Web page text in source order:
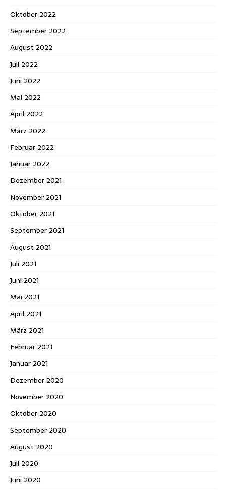
Oktober 2022
September 2022
August 2022
Juli 2022
Juni 2022
Mai 2022
April 2022
März 2022
Februar 2022
Januar 2022
Dezember 2021
November 2021
Oktober 2021
September 2021
August 2021
Juli 2021
Juni 2021
Mai 2021
April 2021
März 2021
Februar 2021
Januar 2021
Dezember 2020
November 2020
Oktober 2020
September 2020
August 2020
Juli 2020
Juni 2020